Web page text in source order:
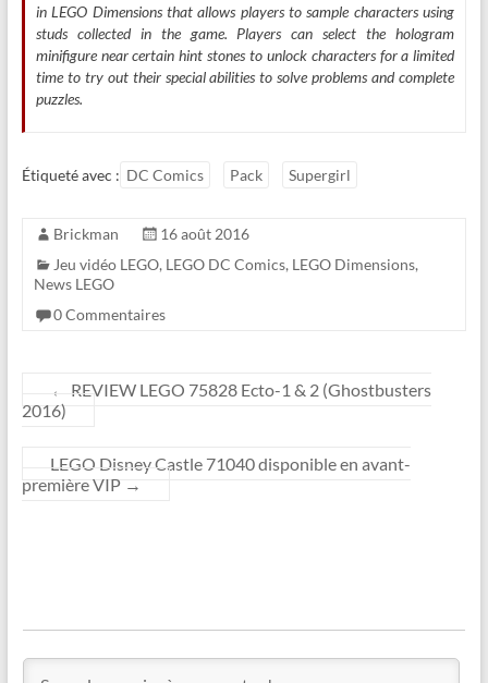
in LEGO Dimensions that allows players to sample characters using
studs collected in the game. Players can select the hologram
minifigure near certain hint stones to unlock characters for a limited
time to try out their special abilities to solve problems and complete
puzzles.
Étiqueté avec : DC Comics Pack Supergirl
Brickman
16 août 2016
Jeu vidéo LEGO, LEGO DC Comics, LEGO Dimensions,
News LEGO
0 Commentaires
←
REVIEW LEGO 75828 Ecto-1 & 2 (Ghostbusters
2016)
LEGO Disney Castle 71040 disponible en avant-
première VIP →